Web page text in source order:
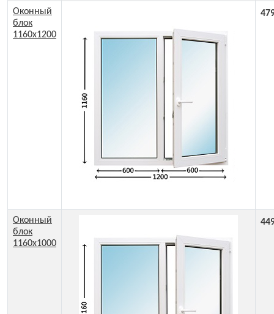
Оконный
блок
1160x1200
Оконный
блок
1160x1000